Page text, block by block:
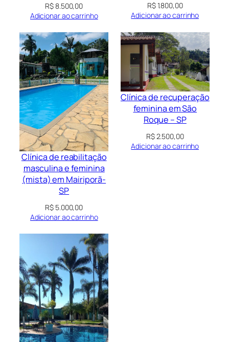
R$8.500,00
Adicionar ao carrinho
R$1.800,00
Adicionar ao carrinho
Clínica de reabilitação
masculina e feminina
(mista) em Mairiporã-
SP
R$ 5.000,00
Adicionar ao carrinho
Clínica de recuperação
feminina em São
Roque – SP
R$2.500,00
Adicionar ao carrinho